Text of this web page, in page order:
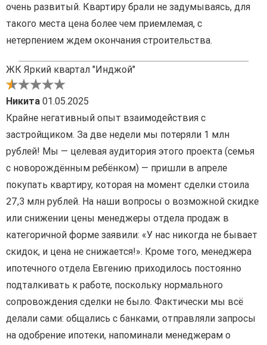
очень развитый. Квартиру брали не задумываясь, для
такого места цена более чем приемлемая, с
нетерпением ждем окончания строительства.
ЖК Яркий квартал "Инджой"
Никита 01.05.2025
Крайне негативный опыт взаимодействия с
застройщиком. За две недели мы потеряли 1 млн
рублей! Мы — целевая аудитория этого проекта (семья
с новорождённым ребёнком) — пришли в апреле
покупать квартиру, которая на момент сделки стоила
27,3 млн рублей. На наши вопросы о возможной скидке
или снижении цены менеджеры отдела продаж в
категоричной форме заявили: «У нас никогда не бывает
скидок, и цена не снижается!». Кроме того, менеджера
ипотечного отдела Евгению приходилось постоянно
подталкивать к работе, поскольку нормального
сопровождения сделки не было. Фактически мы всё
делали сами: общались с банками, отправляли запросы
на одобрение ипотеки, напоминали менеджерам о